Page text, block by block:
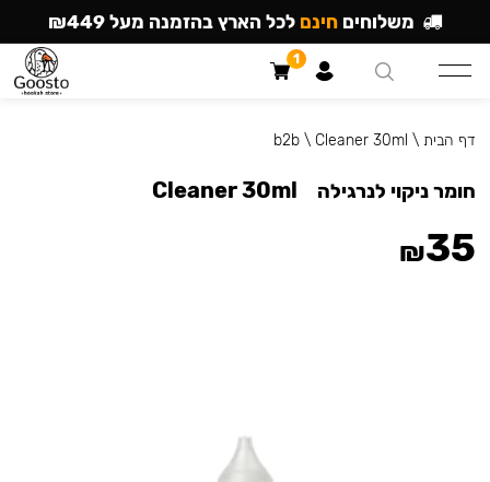
דף הבית \
b2b\ Cleaner 30ml
חומר ניקוי לנרגילה Cleaner 30ml
₪35
משלוחים חינם לכל הארץ בהזמנה מעל ₪449
1